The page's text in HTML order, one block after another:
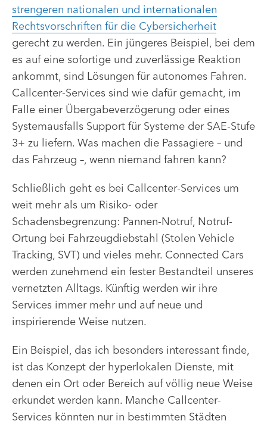
strengeren nationalen und internationalen
Rechtsvorschriften für die Cybersicherheit
gerecht zu werden. Ein jüngeres Beispiel, bei dem
es auf eine sofortige und zuverlässige Reaktion
ankommt, sind Lösungen für autonomes Fahren.
Callcenter-Services sind wie dafür gemacht, im
Falle einer Übergabeverzögerung oder eines
Systemausfalls Support für Systeme der SAE-Stufe
3+ zu liefern. Was machen die Passagiere – und
das Fahrzeug –, wenn niemand fahren kann?
Schließlich geht es bei Callcenter-Services um
weit mehr als um Risiko- oder
Schadensbegrenzung: Pannen-Notruf, Notruf-
Ortung bei Fahrzeugdiebstahl (Stolen Vehicle
Tracking, SVT) und vieles mehr. Connected Cars
werden zunehmend ein fester Bestandteil unseres
vernetzten Alltags. Künftig werden wir ihre
Services immer mehr und auf neue und
inspirierende Weise nutzen.
Ein Beispiel, das ich besonders interessant finde,
ist das Konzept der hyperlokalen Dienste, mit
denen ein Ort oder Bereich auf völlig neue Weise
erkundet werden kann. Manche Callcenter-
Services könnten nur in bestimmten Städten